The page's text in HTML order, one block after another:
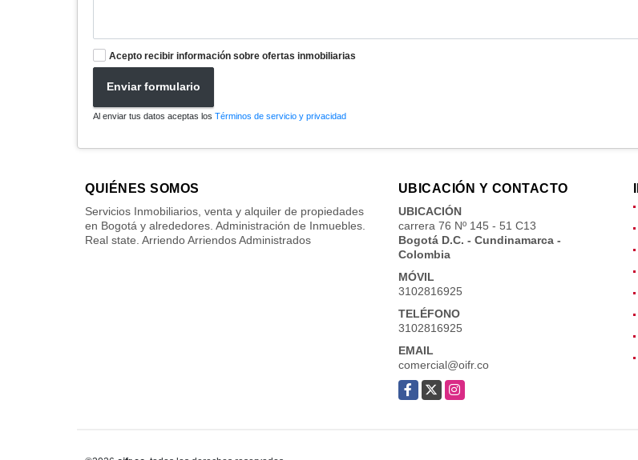
Acepto recibir información sobre ofertas inmobiliarias
Enviar formulario
Al enviar tus datos aceptas los Términos de servicio y privacidad
QUIÉNES SOMOS
Servicios Inmobiliarios, venta y alquiler de propiedades
en Bogotá y alrededores. Administración de Inmuebles.
Real state. Arriendo Arriendos Administrados
UBICACIÓN Y CONTACTO
UBICACIÓN
carrera 76 Nº 145 - 51 C13
Bogotá D.C. - Cundinamarca -
Colombia
MÓVIL
3102816925
TELÉFONO
3102816925
EMAIL
comercial@oifr.co
Facebook
X Instagram